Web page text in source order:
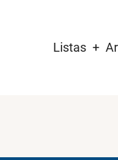
navigation
Listas